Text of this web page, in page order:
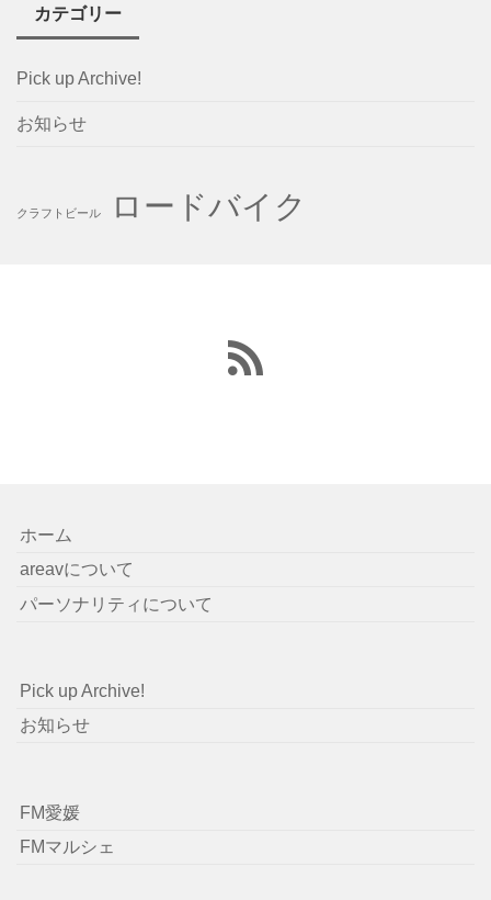
カテゴリー
Pick up Archive!
お知らせ
クラフトビール ロードバイク
ホーム
areavについて
パーソナリティについて
Pick up Archive!
お知らせ
FM愛媛
FMマルシェ